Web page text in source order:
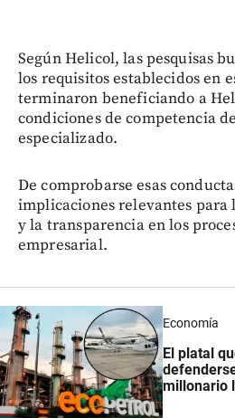
Según Helicol, las pesquisas
los requisitos establecidos en
terminaron beneficiando a
condiciones de competencia
especializado.
De comprobarse esas
implicaciones relevantes
y la transparencia en los
empresarial.
Economía
El platal
millonario